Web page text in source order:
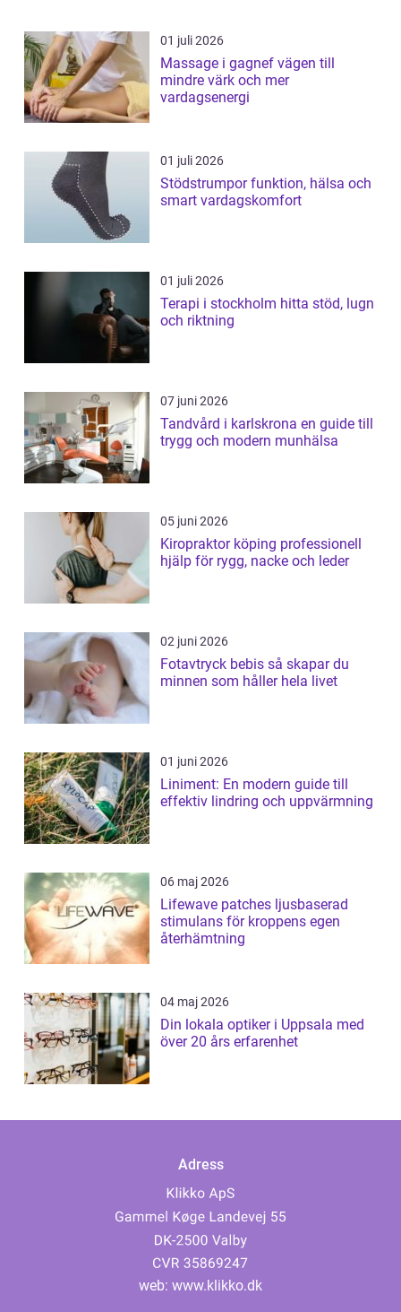
01 juli 2026
Massage i gagnef vägen till
mindre värk och mer
vardagsenergi
01 juli 2026
Stödstrumpor funktion, hälsa och
smart vardagskomfort
01 juli 2026
Terapi i stockholm hitta stöd, lugn
och riktning
07 juni 2026
Tandvård i karlskrona en guide till
trygg och modern munhälsa
05 juni 2026
Kiropraktor köping professionell
hjälp för rygg, nacke och leder
02 juni 2026
Fotavtryck bebis så skapar du
minnen som håller hela livet
01 juni 2026
Liniment: En modern guide till
effektiv lindring och uppvärmning
06 maj 2026
Lifewave patches ljusbaserad
stimulans för kroppens egen
återhämtning
04 maj 2026
Din lokala optiker i Uppsala med
över 20 års erfarenhet
Adress
web: www.klikko.dk